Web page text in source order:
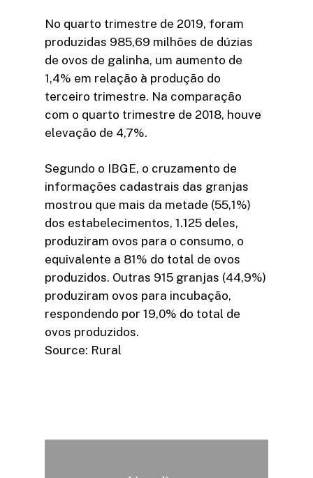
No quarto trimestre de 2019, foram
produzidas 985,69 milhões de dúzias
de ovos de galinha, um aumento de
1,4% em relação à produção do
terceiro trimestre. Na comparação
com o quarto trimestre de 2018, houve
elevação de 4,7%.
Segundo o IBGE, o cruzamento de
informações cadastrais das granjas
mostrou que mais da metade (55,1%)
dos estabelecimentos, 1.125 deles,
produziram ovos para o consumo, o
equivalente a 81% do total de ovos
produzidos. Outras 915 granjas (44,9%)
produziram ovos para incubação,
respondendo por 19,0% do total de
ovos produzidos.
Source: Rural